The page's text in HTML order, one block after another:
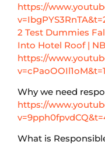
https://
2 Test Dummies
Into Hotel Roof |
https://
Why we need
https://
What is